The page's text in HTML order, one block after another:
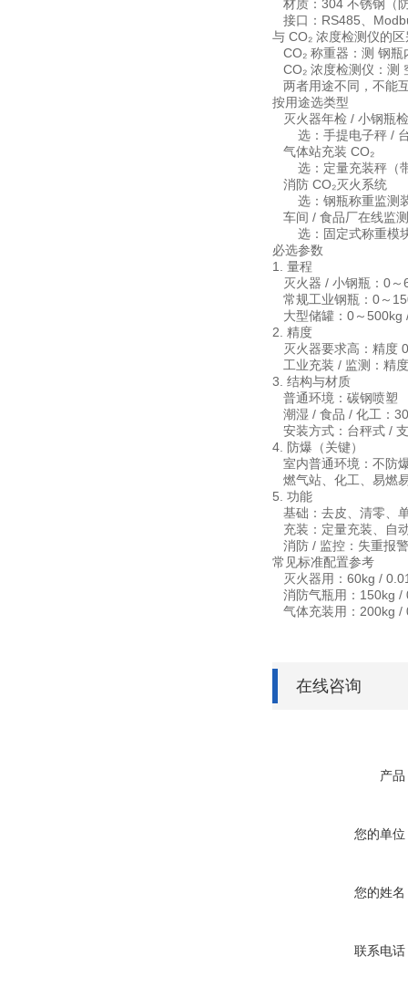
材质：304 不锈钢（
接口：RS485、
与 CO₂ 浓度检测仪的区
CO₂ 称重器：测 钢瓶
CO₂ 浓度检测仪：测
两者用途不同，不能
按用途选类型
灭火器年检 / 小钢瓶
选：手提电子秤 /
气体站充装 CO₂
选：定量充装秤（
消防 CO₂灭火系统
选：钢瓶称重监测
车间 / 食品厂在线监测
选：固定式称重模
必选参数
1. 量程
灭火器 / 小钢瓶：0～
常规工业钢瓶：0～
大型储罐：0～500kg
2. 精度
灭火器要求高：精度
工业充装 / 监测：精
3. 结构与材质
普通环境：碳钢喷塑
潮湿 / 食品 / 化工：
安装方式：台秤式 /
4. 防爆（关键）
室内普通环境：不防
燃气站、化工、易燃
5. 功能
基础：去皮、清零、
充装：定量充装、自
消防 / 监控：失重报
常见标准配置参考
灭火器用：60kg /
消防气瓶用：150kg /
气体充装用：200kg /
在线咨询
产品
您的单位
您的姓名
联系电话